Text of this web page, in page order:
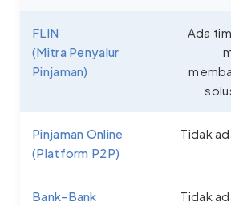
FLIN
(Mitra Penyalur
Pinjaman)
Ada
Pinjaman Online
(Platform P2P)
Tidak
Bank-Bank
Tidak